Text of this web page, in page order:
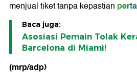
menjual tiket tanpa kepastian
Baca juga:
Asosiasi Pemain Tolak
Barcelona di Miami!
(mrp/adp)